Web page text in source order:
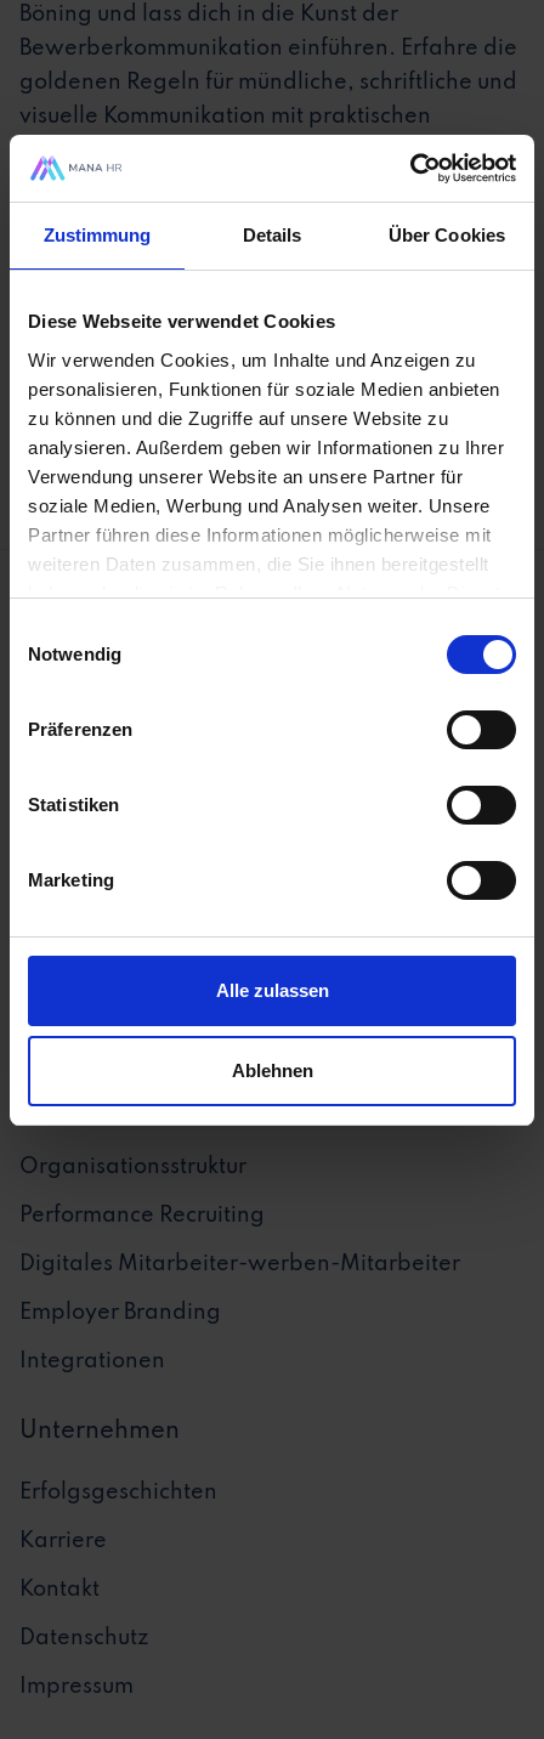
Zustimmung Details Über Cookies
Diese Webseite verwendet Cookies
Wir verwenden Cookies, um Inhalte und Anzeigen zu
personalisieren, Funktionen für soziale Medien anbieten
zu können und die Zugriffe auf unsere Website zu
analysieren. Außerdem geben wir Informationen zu Ihrer
Verwendung unserer Website an unsere Partner für
soziale Medien, Werbung und Analysen weiter. Unsere
Partner führen diese Informationen möglicherweise mit
weiteren Daten zusammen, die Sie ihnen bereitgestellt
haben oder die sie im Rahmen Ihrer Nutzung der Dienste
Notwendig
Präferenzen
Statistiken
Marketing
Alle zulassen
Ablehnen
Böning und lass dich in die Kunst der
Bewerberkommunikation einführen. Erfahre die
goldenen Regeln für mündliche, schriftliche und
visuelle Kommunikation mit praktischen
Beispielen und lerne Closing-Techniken, um die
besten Kandidat*innen für dein Unternehmen
Präsentation aus dem Event:️https://hub.mana-
hr.de/hubfs/Pr%C3%A4sentation%20TA%20Li
veCast%20%231%20-
%20Bewerberkommunkation.pdf
Multiposting
Stellenanzeigen
Analytics & Berichte
Talent Pool
Organisationsstruktur
Performance Recruiting
Digitales Mitarbeiter-werben-Mitarbeiter
Employer Branding
Integrationen
Unternehmen
Erfolgsgeschichten
Karriere
Kontakt
Datenschutz
Impressum